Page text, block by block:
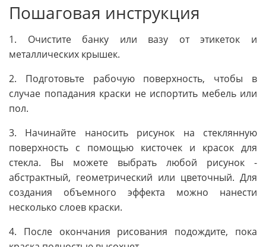
Пошаговая инструкция
1. Очистите банку или вазу от этикеток и
металлических крышек.
2. Подготовьте рабочую поверхность, чтобы в
случае попадания краски не испортить мебель или
пол.
3. Начинайте наносить рисунок на стеклянную
поверхность с помощью кисточек и красок для
стекла. Вы можете выбрать любой рисунок -
абстрактный, геометрический или цветочный. Для
создания объемного эффекта можно нанести
несколько слоев краски.
4. После окончания рисования подождите, пока